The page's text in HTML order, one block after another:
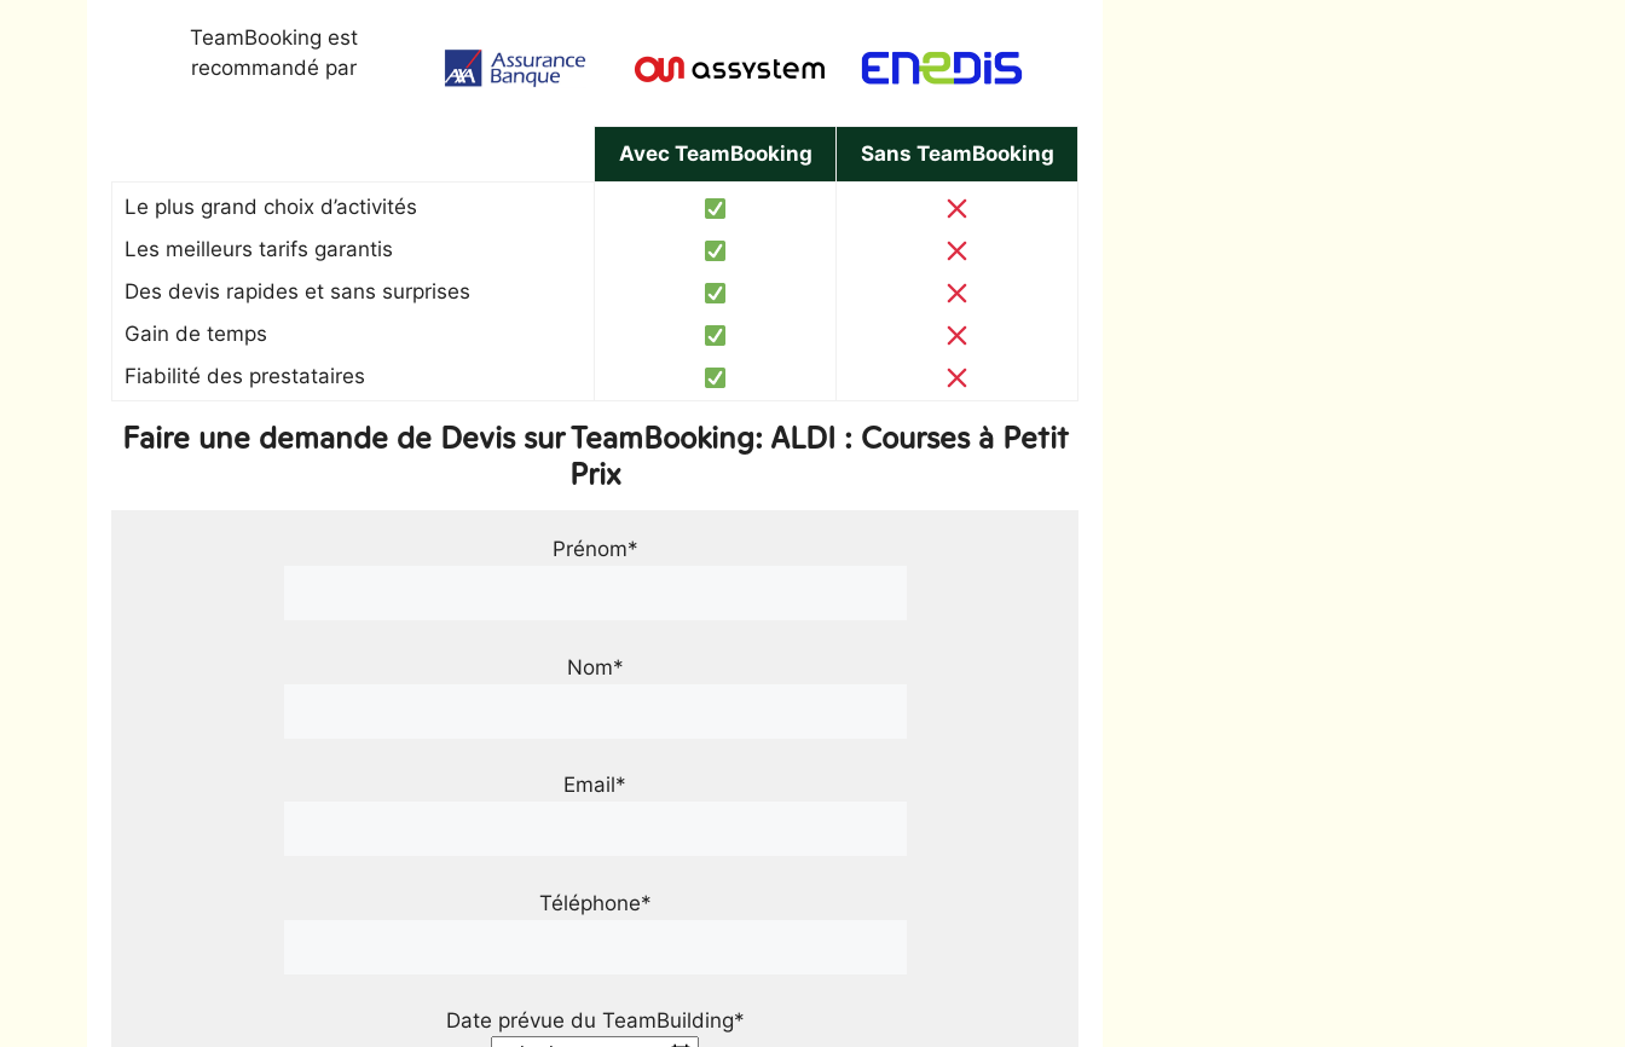
TeamBooking est
recommandé par
Avec TeamBooking Sans TeamBooking
Le plus grand choix d’activités
Les meilleurs tarifs garantis
Des devis rapides et sans surprises
Gain de temps
Fiabilité des prestataires
Faire une demande de Devis sur TeamBooking: ALDI : Courses à Petit
Prix
Prénom*
Nom*
Email*
Téléphone*
Date prévue du TeamBuilding*